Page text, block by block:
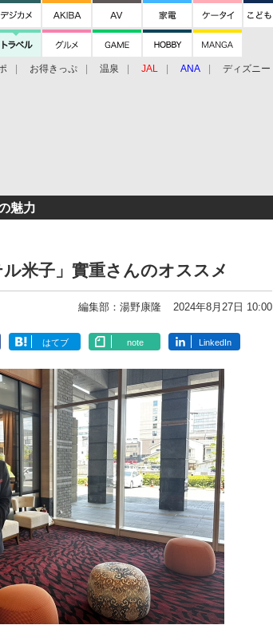
お得きっぷ 温泉 JAL ANA ディズニー
魅力
米子」實重さんのオススメ
編集部：湯野康隆 2024年8月27日 10:00
はてブ note LinkedIn